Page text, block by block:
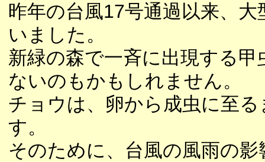
昨年の台風17号通過以来、
いました。
新緑の森で一斉に出現する
ないのもかもしれません。
チョウは、卵から成虫に至
す。
そのために、台風の風雨の